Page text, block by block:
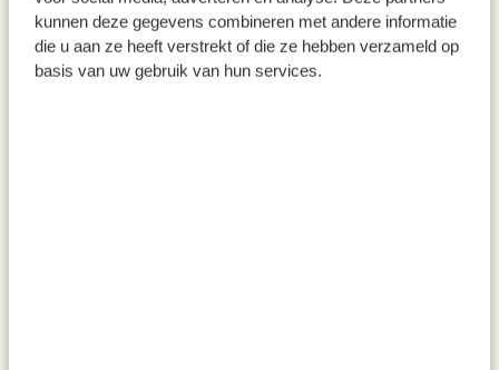
kunnen deze gegevens combineren met andere informatie
die u aan ze heeft verstrekt of die ze hebben verzameld op
basis van uw gebruik van hun services.